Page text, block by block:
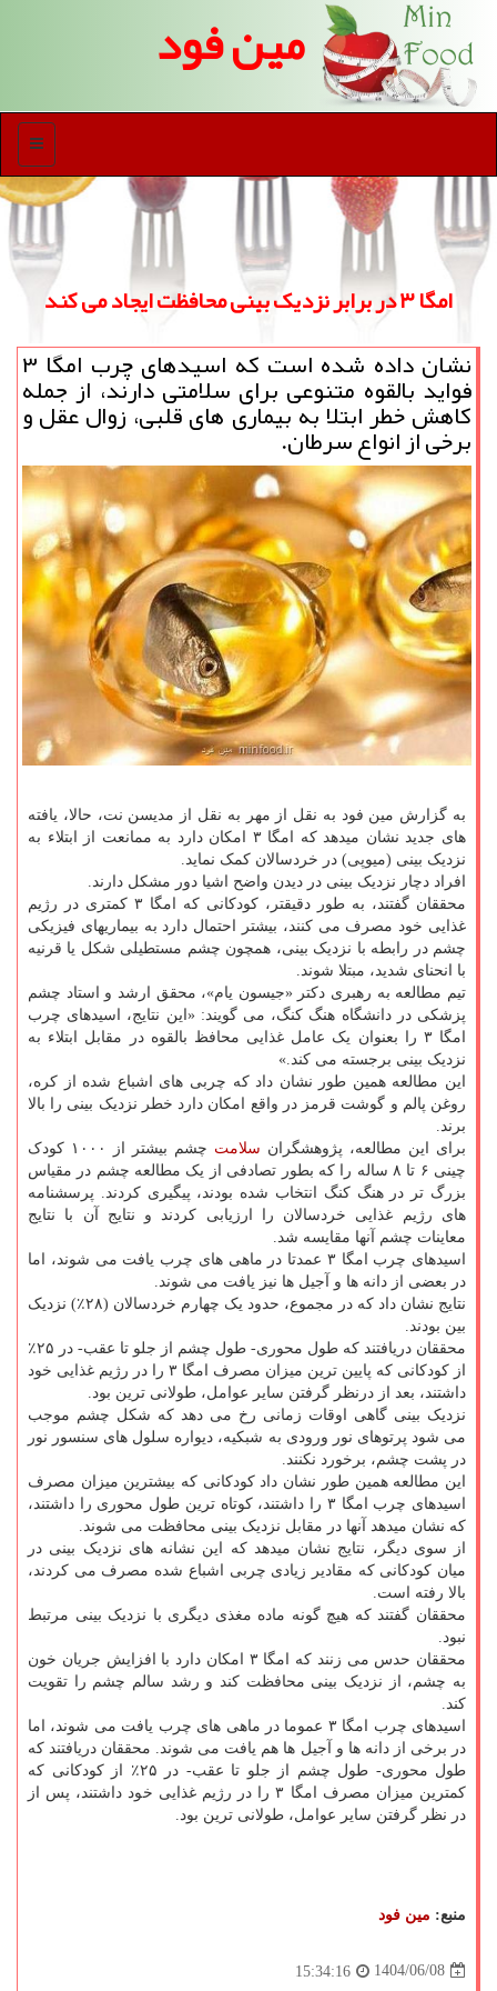
مین فود
منو
امگا ۳ در برابر نزدیک بینی محافظت ایجاد می کند
نشان داده شده است که اسیدهای چرب امگا ۳
فواید بالقوه متنوعی برای سلامتی دارند، از جمله
کاهش خطر ابتلا به بیماری های قلبی، زوال عقل و
برخی از انواع سرطان.
به گزارش مین فود به نقل از مهر به نقل از مدیسن نت، حالا، یافته
های جدید نشان میدهد که امگا ۳ امکان دارد به ممانعت از ابتلاء به
نزدیک بینی (میوپی) در خردسالان کمک نماید.
افراد دچار نزدیک بینی در دیدن واضح اشیا دور مشکل دارند.
محققان گفتند، به طور دقیقتر، کودکانی که امگا ۳ کمتری در رژیم
غذایی خود مصرف می کنند، بیشتر احتمال دارد به بیماریهای فیزیکی
چشم در رابطه با نزدیک بینی، همچون چشم مستطیلی شکل یا قرنیه
با انحنای شدید، مبتلا شوند.
تیم مطالعه به رهبری دکتر «جیسون یام»، محقق ارشد و استاد چشم
پزشکی در دانشگاه هنگ کنگ، می گویند: «این نتایج، اسیدهای چرب
امگا ۳ را بعنوان یک عامل غذایی محافظ بالقوه در مقابل ابتلاء به
نزدیک بینی برجسته می کند.»
این مطالعه همین طور نشان داد که چربی های اشباع شده از کره،
روغن پالم و گوشت قرمز در واقع امکان دارد خطر نزدیک بینی را بالا
برند.
برای این مطالعه، پژوهشگران سلامت
چشم بیشتر از ۱۰۰۰ کودک
چینی ۶ تا ۸ ساله را که بطور تصادفی از یک مطالعه چشم در مقیاس
بزرگ تر در هنگ کنگ انتخاب شده بودند، پیگیری کردند. پرسشنامه
های رژیم غذایی خردسالان را ارزیابی کردند و نتایج آن با نتایج
معاینات چشم آنها مقایسه شد.
اسیدهای چرب امگا ۳ عمدتا در ماهی های چرب یافت می شوند، اما
در بعضی از دانه ها و آجیل ها نیز یافت می شوند.
نتایج نشان داد که در مجموع، حدود یک چهارم خردسالان (۲۸٪) نزدیک
بین بودند.
محققان دریافتند که طول محوری- طول چشم از جلو تا عقب- در ۲۵٪
از کودکانی که پایین ترین میزان مصرف امگا ۳ را در رژیم غذایی خود
داشتند، بعد از درنظر گرفتن سایر عوامل، طولانی ترین بود.
نزدیک بینی گاهی اوقات زمانی رخ می دهد که شکل چشم موجب
می شود پرتوهای نور ورودی به شبکیه، دیواره سلول های سنسور نور
در پشت چشم، برخورد نکنند.
این مطالعه همین طور نشان داد کودکانی که بیشترین میزان مصرف
اسیدهای چرب امگا ۳ را داشتند، کوتاه ترین طول محوری را داشتند،
که نشان میدهد آنها در مقابل نزدیک بینی محافظت می شوند.
از سوی دیگر، نتایج نشان میدهد که این نشانه های نزدیک بینی در
میان کودکانی که مقادیر زیادی چربی اشباع شده مصرف می کردند،
بالا رفته است.
محققان گفتند که هیچ گونه ماده مغذی دیگری با نزدیک بینی مرتبط
نبود.
محققان حدس می زنند که امگا ۳ امکان دارد با افزایش جریان خون
به چشم، از نزدیک بینی محافظت کند و رشد سالم چشم را تقویت
کند.
اسیدهای چرب امگا ۳ عموما در ماهی های چرب یافت می شوند، اما
در برخی از دانه ها و آجیل ها هم یافت می شوند. محققان دریافتند که
طول محوری- طول چشم از جلو تا عقب- در ۲۵٪ از کودکانی که
کمترین میزان مصرف امگا ۳ را در رژیم غذایی خود داشتند، پس از
در نظر گرفتن سایر عوامل، طولانی ترین بود.
منبع: مین فود
1404/06/08
15:34:16